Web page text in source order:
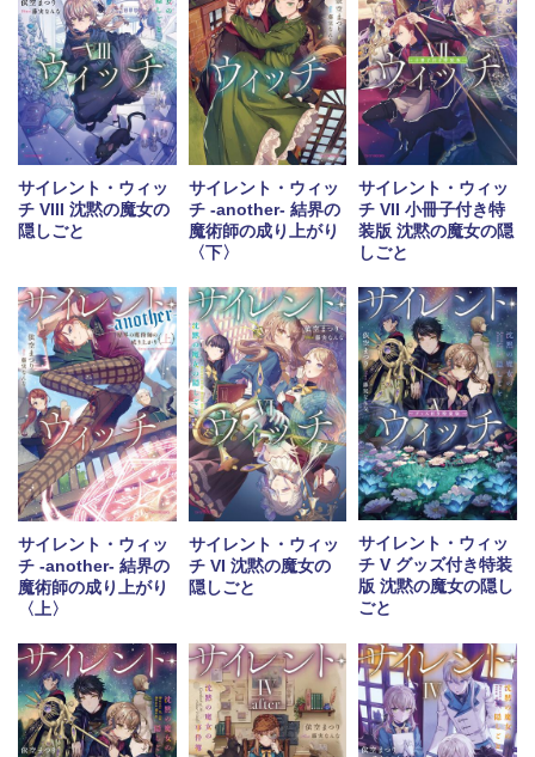
サイレント・ウィッ
チ VIII 沈黙の魔女の
隠しごと
サイレント・ウィッ
チ -another- 結界の
魔術師の成り上がり
〈下〉
サイレント・ウィッ
チ VII 小冊子付き特
装版 沈黙の魔女の隠
しごと
サイレント・ウィッ
チ -another- 結界の
魔術師の成り上がり
〈上〉
サイレント・ウィッ
チ VI 沈黙の魔女の
隠しごと
サイレント・ウィッ
チ V グッズ付き特装
版 沈黙の魔女の隠し
ごと